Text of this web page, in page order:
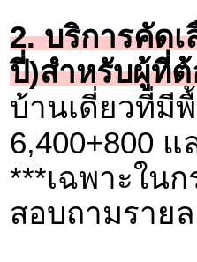
2. บริการคัด
ปี่)สำหรับผู้ที่ต้
บ้านเดี่ยวที่มี
6,400+800 แ
***เฉพาะใน
สอบถามราย